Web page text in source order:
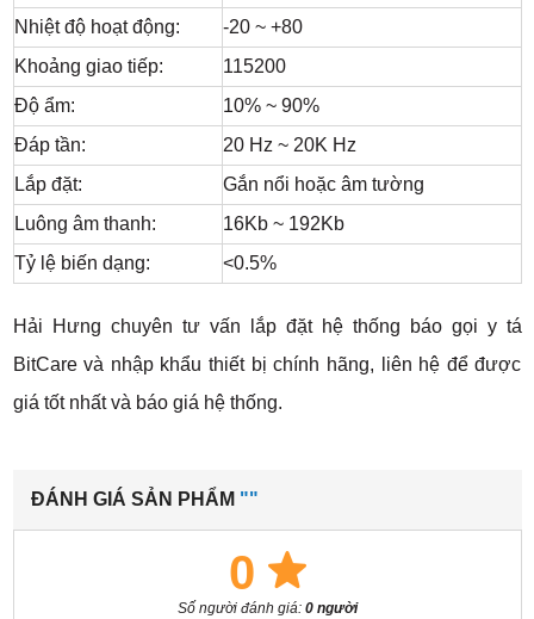
Nhiệt độ hoạt động:
-20 ~ +80
Khoảng giao tiếp:
115200
Độ ẩm:
10% ~ 90%
Đáp tần:
20 Hz ~ 20K Hz
Lắp đặt:
Gắn nổi hoặc âm tường
Luông âm thanh:
16Kb ~ 192Kb
Tỷ lệ biến dạng:
<0.5%
Hải Hưng chuyên tư vấn lắp đặt hệ thống báo gọi y tá
BitCare và nhập khẩu thiết bị chính hãng, liên hệ để được
giá tốt nhất và báo giá hệ thống.
ĐÁNH GIÁ SẢN PHẨM ""
0
Số người đánh giá: 0 người